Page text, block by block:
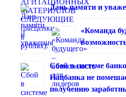
Дань памяти и
«Команда
Сбой в системе
Нацбанка не
получению